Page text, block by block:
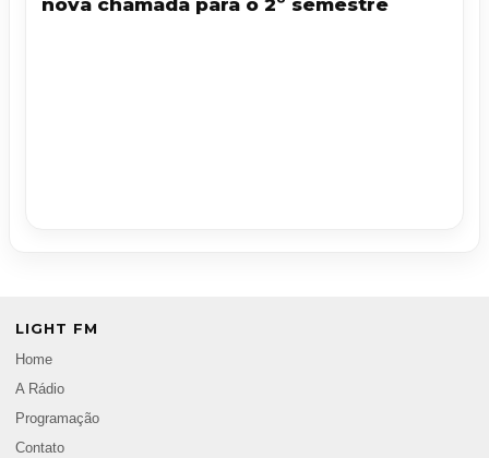
nova chamada para o 2º semestre
LIGHT FM
Home
A Rádio
Programação
Contato